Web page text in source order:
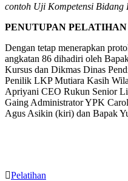
contoh Uji Kompetensi Bidang
PENUTUPAN
Dengan tetap menerapkan
angkatan 86 dihadiri oleh
Kursus dan Dikmas Dinas
Penilik LKP Mutiara Kasih
Apriyani CEO Rukun Senior
Gaing Administrator YPK
Agus Asikin (kiri) dan Bapak
Pelatihan